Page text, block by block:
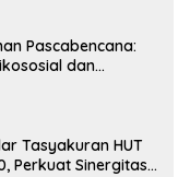
Pascabencana:
dan
Tasyakuran HUT
Perkuat Sinergitas